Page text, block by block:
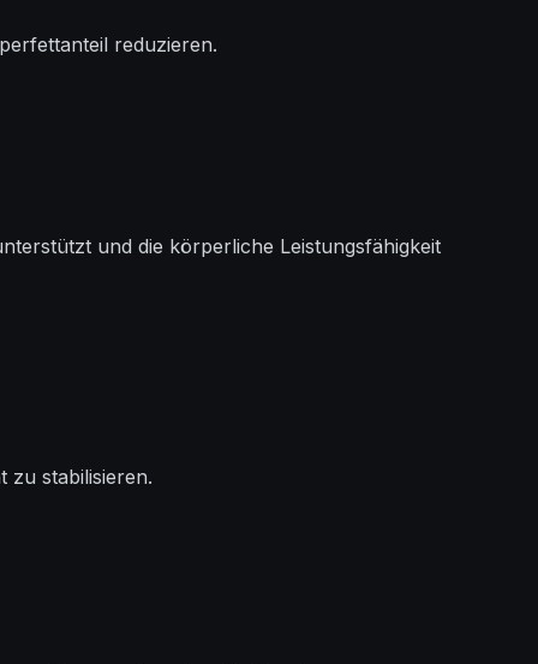
reduzieren.
und die körperliche Leistungsfähigkeit
zu stabilisieren.